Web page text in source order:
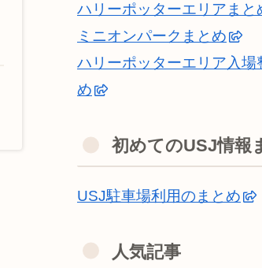
ハリーポッターエリアまと
ミニオンパークまとめ
ハリーポッターエリア入場
め
初めてのUSJ情報
USJ駐車場利用のまとめ
人気記事